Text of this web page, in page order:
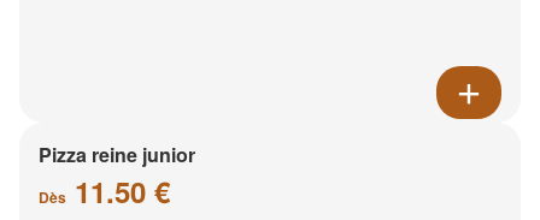
Pizza reine junior
Dès 11.50 €